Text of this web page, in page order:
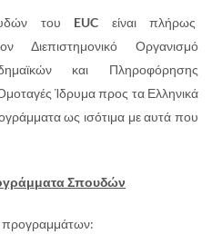
του EUC είναι πλήρως
Οργανισμό
και Πληροφόρησης
Ίδρυμα προς τα Ελληνικά
ως ισότιμα με αυτά που
Σπουδών
προγραμμάτων: